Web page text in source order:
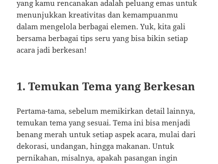
yang kamu rencanakan adalah peluang emas untuk
menunjukkan kreativitas dan kemampuanmu
dalam mengelola berbagai elemen. Yuk, kita gali
bersama berbagai tips seru yang bisa bikin setiap
acara jadi berkesan!
1. Temukan Tema yang Berkesan
Pertama-tama, sebelum memikirkan detail lainnya,
temukan tema yang sesuai. Tema ini bisa menjadi
benang merah untuk setiap aspek acara, mulai dari
dekorasi, undangan, hingga makanan. Untuk
pernikahan, misalnya, apakah pasangan ingin